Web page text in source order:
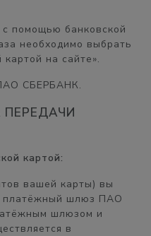
помощью банковской
необходимо выбрать
на сайте».
СБЕРБАНК.
картой:
вашей карты) вы
платёжный шлюз ПАО
шлюзом и
в